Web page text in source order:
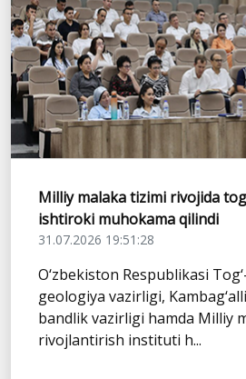
Milliy malaka tizimi rivojida
ishtiroki muhokama qilindi
31.07.2026 19:51:28
O‘zbekiston Respublikasi
geologiya vazirligi,
bandlik vazirligi hamda Milliy
rivojlantirish instituti h...